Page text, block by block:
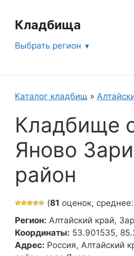
содержимому
Кладбища
Выбрать регион
Каталог кладбищ »
Кладбище
Яново
район
(81 оценок, среднее:
Регион: Алтайский край,
Координаты: 53.901535,
Адрес: Россия, Алтайский